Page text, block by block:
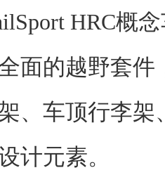
HRC概
面的越野套
、车顶行李
计元素。